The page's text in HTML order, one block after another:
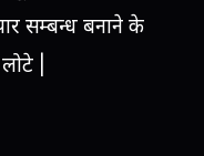
सम्बन्ध बनाने के
|